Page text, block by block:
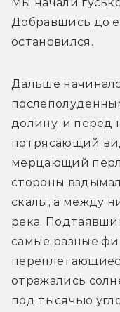
Добравшись до
остановился.
Дальше
долину, и перед
потрясающий
мерцающий
стороны
скалы, а между
река.
самые разные
отражались
под тысячью